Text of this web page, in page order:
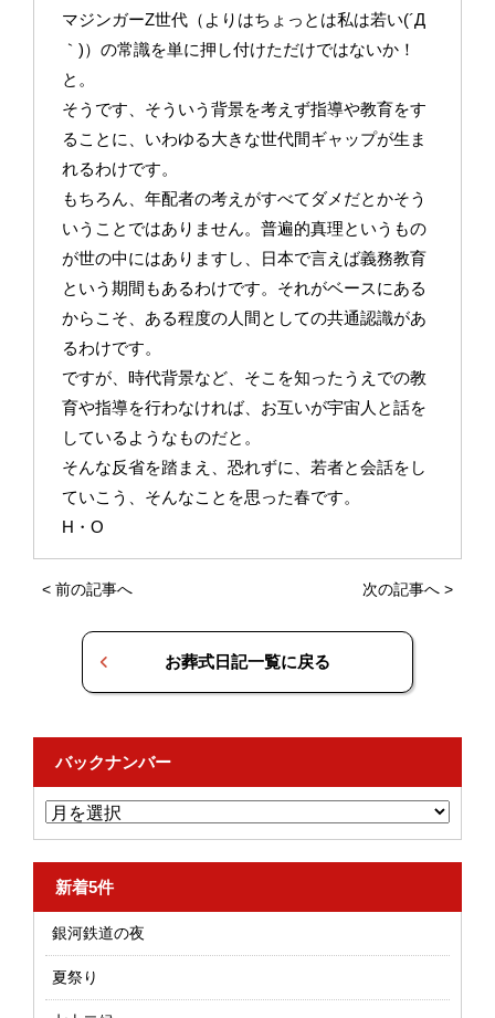
マジンガーZ世代（よりはちょっとは私は若い(´Д
｀)）の常識を単に押し付けただけではないか！
と。
そうです、そういう背景を考えず指導や教育をす
ることに、いわゆる大きな世代間ギャップが生ま
れるわけです。
もちろん、年配者の考えがすべてダメだとかそう
いうことではありません。普遍的真理というもの
が世の中にはありますし、日本で言えば義務教育
という期間もあるわけです。それがベースにある
からこそ、ある程度の人間としての共通認識があ
るわけです。
ですが、時代背景など、そこを知ったうえでの教
育や指導を行わなければ、お互いが宇宙人と話を
しているようなものだと。
そんな反省を踏まえ、恐れずに、若者と会話をし
ていこう、そんなことを思った春です。
H・O
< 前の記事へ 次の記事へ >
お葬式日記一覧に戻る
バックナンバー
新着5件
銀河鉄道の夜
夏祭り